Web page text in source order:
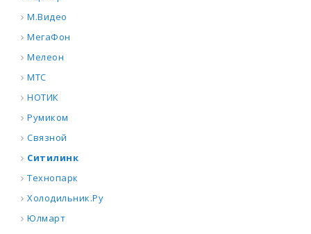
М.Видео
МегаФон
Мелеон
МТС
НОТИК
Румиком
Связной
Ситилинк
Технопарк
Холодильник.Ру
Юлмарт